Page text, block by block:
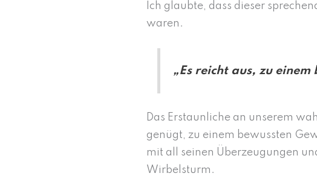
Ich glaubte, dass dieser
waren.
„Es reicht aus, zu
Das Erstaunliche an unserem
genügt, zu einem bewussten
mit all seinen Überzeugungen
Wirbelsturm.